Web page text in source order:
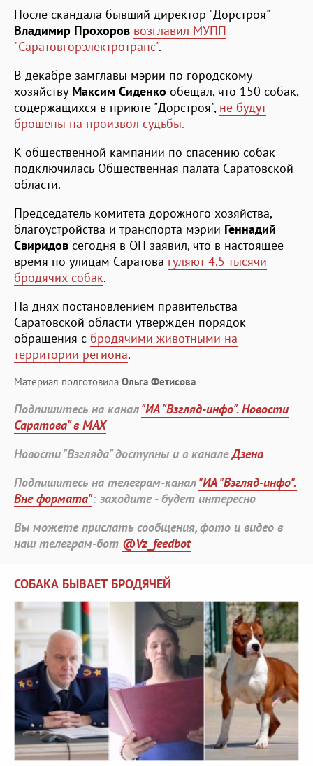
После скандала бывший директор "Дорстроя"
Владимир Прохоров возглавил МУПП
"Саратовгорэлектротранс".
В декабре замглавы мэрии по городскому
хозяйству Максим Сиденко обещал, что 150 собак,
содержащихся в приюте "Дорстроя", не будут
брошены на произвол судьбы.
К общественной кампании по спасению собак
подключилась Общественная палата Саратовской
области.
Председатель комитета дорожного хозяйства,
благоустройства и транспорта мэрии Геннадий
Свиридов сегодня в ОП заявил, что в настоящее
время по улицам Саратова гуляют 4,5 тысячи
бродячих собак.
На днях постановлением правительства
Саратовской области утвержден порядок
обращения с бродячими животными на
территории региона.
Материал подготовила Ольга Фетисова
Подпишитесь на канал"ИА "Взгляд-инфо". Новости
Саратова" в MAX
Новости "Взгляда" доступны и в каналеДзена
Подпишитесь на телеграм-канал"ИА "Взгляд-инфо".
Вне формата": заходите - будет интересно
Вы можете прислать сообщения, фото и видео в
наш телеграм-бот @Vz_feedbot
СОБАКА БЫВАЕТ БРОДЯЧЕЙ